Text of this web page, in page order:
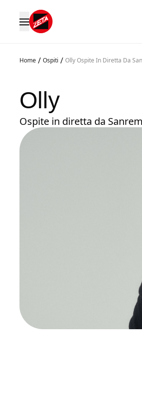
Home / Ospiti / Olly Ospite In Diretta Da
Olly
Ospite in diretta da